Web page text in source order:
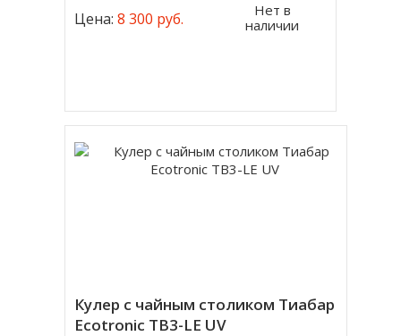
Цена:8 300 руб.
Нет в
наличии
Кулер с чайным столиком Тиабар
Ecotronic TB3-LE UV